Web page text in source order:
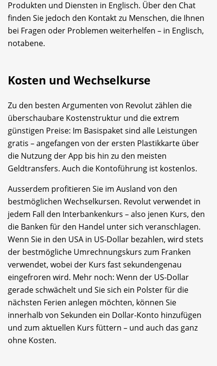
Produkten und Diensten in Englisch. Über den Chat
finden Sie jedoch den Kontakt zu Menschen, die Ihnen
bei Fragen oder Problemen weiterhelfen – in Englisch,
notabene.
Kosten und Wechselkurse
Zu den besten Argumenten von Revolut zählen die
überschaubare Kostenstruktur und die extrem
günstigen Preise: Im Basispaket sind alle Leistungen
gratis – angefangen von der ersten Plastikkarte über
die Nutzung der App bis hin zu den meisten
Geldtransfers. Auch die Kontoführung ist kostenlos.
Ausserdem profitieren Sie im Ausland von den
bestmöglichen Wechselkursen. Revolut verwendet in
jedem Fall den Interbankenkurs – also jenen Kurs, den
die Banken für den Handel unter sich veranschlagen.
Wenn Sie in den USA in US-Dollar bezahlen, wird stets
der bestmögliche Umrechnungskurs zum Franken
verwendet, wobei der Kurs fast sekundengenau
eingefroren wird. Mehr noch: Wenn der US-Dollar
gerade schwächelt und Sie sich ein Polster für die
nächsten Ferien anlegen möchten, können Sie
innerhalb von Sekunden ein Dollar-Konto hinzufügen
und zum aktuellen Kurs füttern – und auch das ganz
ohne Kosten.